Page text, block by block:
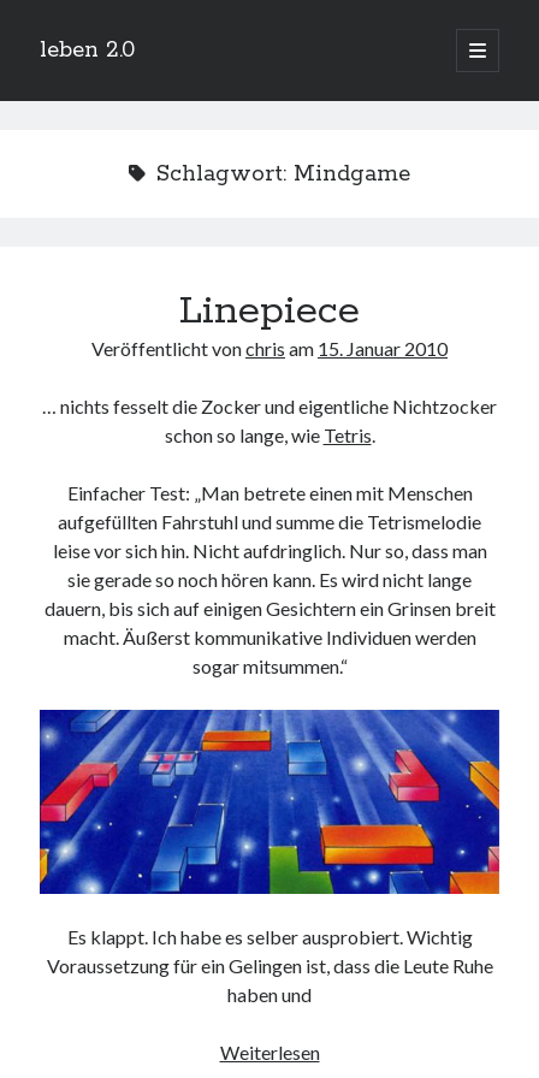
leben 2.0
öffnen
Sidebar
Minecraft-Server
Leben 2.0 Reloaded (?)
18. November 2018
Recursion level too deep.
1. April 2018
Winterhüttentour 2018
9. März 2018
Neueste Kommentare
chriszuVGN-P11Z auf SSD
Jan
VGN-P11Z auf SSD
zuVGN-P11Z Downgrade
MarlonzuVGN-P11Z auf SSD
Kategorien
Aktion
Allgemein
Schlagwort: Mindgame
Linepiece
Veröffentlicht vonchris am 15. Januar 2010
… nichts fesselt die Zocker und eigentliche Nichtzocker
schon so lange, wie Tetris.
Einfacher Test: „Man betrete einen mit Menschen
aufgefüllten Fahrstuhl und summe die Tetrismelodie
leise vor sich hin. Nicht aufdringlich. Nur so, dass man
sie gerade so noch hören kann. Es wird nicht lange
dauern, bis sich auf einigen Gesichtern ein Grinsen breit
macht. Äußerst kommunikative Individuen werden
sogar mitsummen.“
Es klappt. Ich habe es selber ausprobiert. Wichtig
Voraussetzung für ein Gelingen ist, dass die Leute Ruhe
haben und
WeiterlesenLinepiece